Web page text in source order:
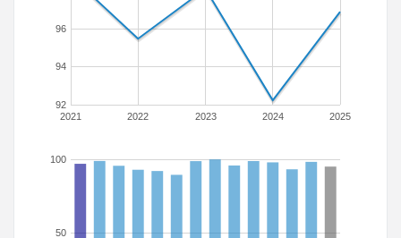
2021 2022 2023 2024 2025
92
94
96
50
100